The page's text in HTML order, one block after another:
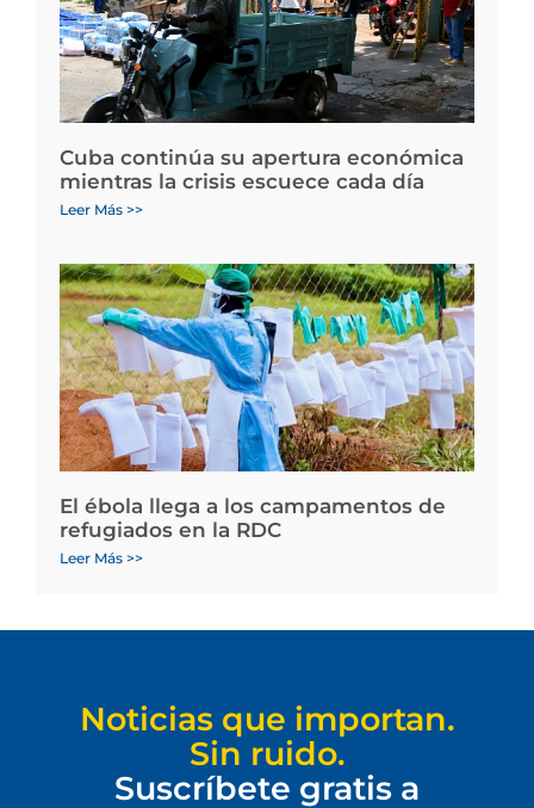
Cuba continúa su apertura económica
mientras la crisis escuece cada día
Leer Más >>
El ébola llega a los campamentos de
refugiados en la RDC
Leer Más >>
Noticias que importan.
Sin ruido.
Suscríbete gratis a